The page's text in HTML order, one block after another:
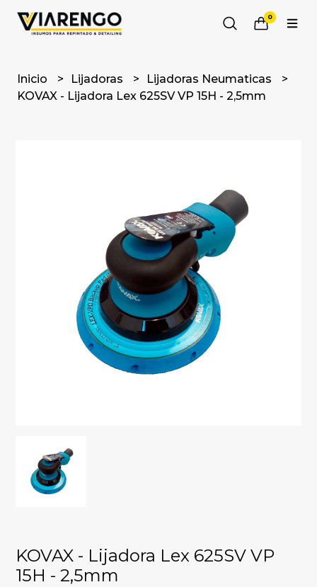
0
Inicio Lijadoras
Lijadoras Neumaticas
KOVAX - Lijadora Lex 625SV VP 15H - 2,5mm
KOVAX - Lijadora Lex 625SV VP
15H - 2,5mm